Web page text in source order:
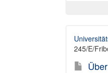
245/E/